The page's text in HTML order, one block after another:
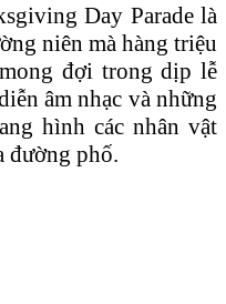
Day Parade là
niên mà hàng triệu
đợi trong dịp lễ
âm nhạc và những
hình các nhân vật
đường phố.